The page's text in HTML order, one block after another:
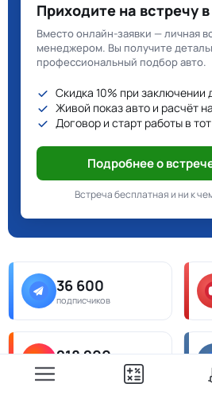
Приходите на встречу
Вместо онлайн-заявки — личная
менеджером. Вы получите
профессиональный подбор авто.
Скидка 10% при заключении
Живой показ авто и расчёт
Договор и старт работы в
Подробнее о
Встреча бесплатная и ни к
36 600
подписчиков
218 200